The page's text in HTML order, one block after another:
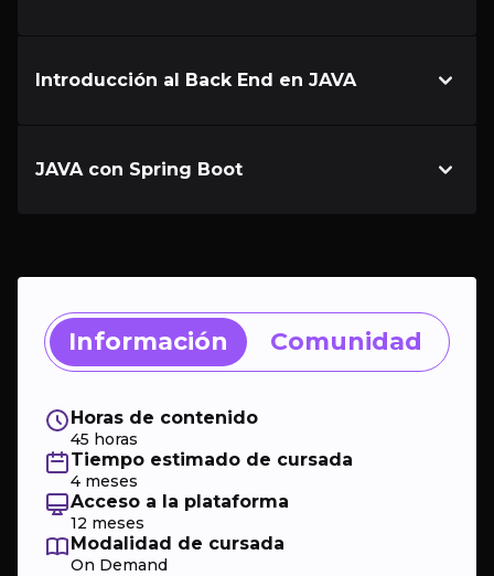
Introducción al Back End en JAVA
JAVA con Spring Boot
Información Comunidad
Horas de contenido
45 horas
Tiempo estimado de cursada
4 meses
Acceso a la plataforma
12 meses
Modalidad de cursada
On Demand